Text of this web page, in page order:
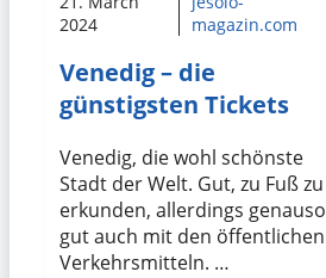
2024
magazin.com
Venedig – die
günstigsten Tickets
Venedig, die wohl schönste
Stadt der Welt. Gut, zu Fuß zu
erkunden, allerdings genauso
gut auch mit den öffentlichen
Verkehrsmitteln. …